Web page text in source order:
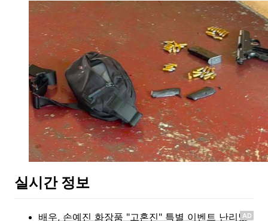
실시간 정보
AD